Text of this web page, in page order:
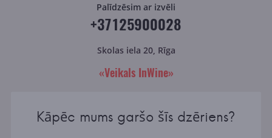
Palīdzēsim ar izvēli
+37125900028
Skolas iela 20, Rīga
«Veikals InWine»
Kāpēc mums garšo šīs dzēriens?